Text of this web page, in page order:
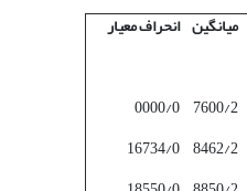
میانگین انحراف معیار
7600/2
0000/0
8462/2
16734/0